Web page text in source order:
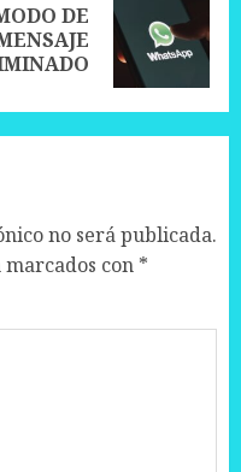
DE
no será publicada.
con *